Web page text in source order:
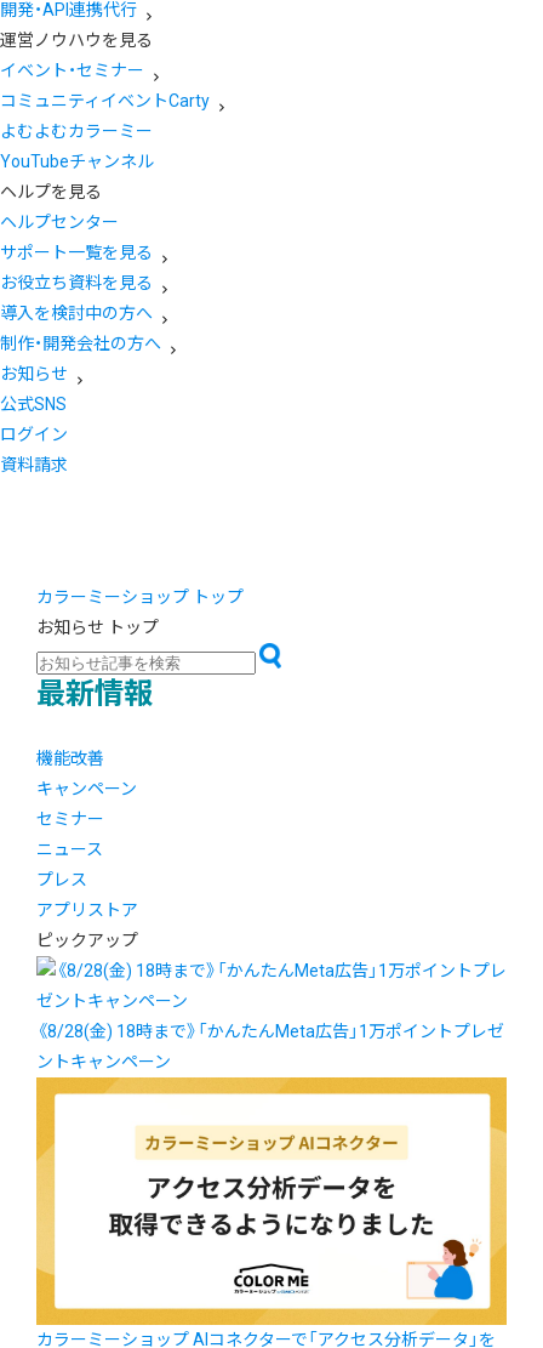
開発・API連携代行
運営ノウハウを見る
イベント・セミナー
コミュニティイベントCarty
よむよむカラーミー
YouTubeチャンネル
ヘルプを見る
ヘルプセンター
サポート一覧を見る
お役立ち資料を見る
導入を検討中の方へ
制作・開発会社の方へ
お知らせ
公式SNS
ログイン
資料請求
カラーミーショップ トップ
お知らせ トップ
最新情報
機能改善
キャンペーン
セミナー
ニュース
プレス
アプリストア
ピックアップ
《8/28(金) 18時まで》「かんたんMeta広告」1万ポイントプレゼ
ントキャンペーン
カラーミーショップ AIコネクターで「アクセス分析データ」を